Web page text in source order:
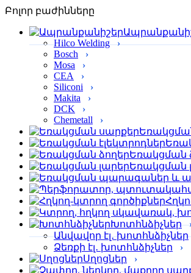
Բոլոր բաժինները
Hilco Welding
Bosch
Mosa
CEA
Siliconi
Makita
DCK
Chemetall
Եռակցման
Եռակցման
Խոտհնձիչներ
Անվավոր էլ․ խոտհնձիչներ
Ձեռքի էլ․ խոտհնձիչներ
Սղոցներ